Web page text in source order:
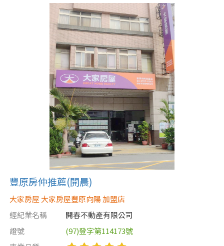
豐原房仲推薦(開晨)
大家房屋 大家房屋豐原向陽 加盟店
經紀業名稱
開春不動產有限公司
證號
(97)登字第114173號